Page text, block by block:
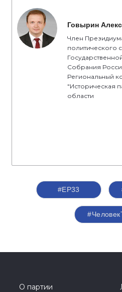
Говырин
Член
политического
Собрания
Региональный
"Историческая
области
#ЕР33
О партии